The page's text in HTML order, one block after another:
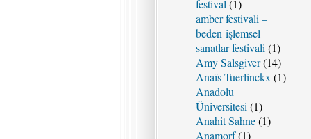
festival (1)
amber festivali –
beden-işlemsel
sanatlar festivali (1)
Amy Salsgiver(14)
Anaïs Tuerlinckx (1)
Anadolu
Üniversitesi (1)
Anahit Sahne(1)
Anamorf(1)